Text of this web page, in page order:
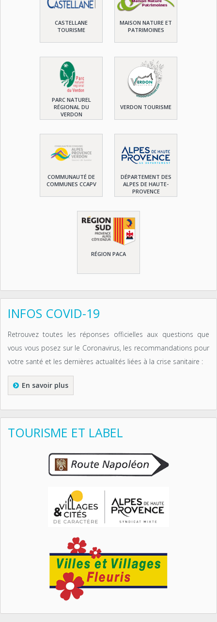
CASTELLANE
TOURISME
MAISON NATURE ET
PATRIMOINES
PARC NATUREL
RÉGIONAL DU
VERDON
VERDON TOURISME
COMMUNAUTÉ DE
COMMUNES CCAPV
DÉPARTEMENT DES
ALPES DE HAUTE-
PROVENCE
RÉGION PACA
INFOS COVID-19
Retrouvez toutes les réponses officielles aux questions que
vous vous posez sur le Coronavirus, les recommandations pour
votre santé et les dernières actualités liées à la crise sanitaire :
En savoir plus
TOURISME ET LABEL